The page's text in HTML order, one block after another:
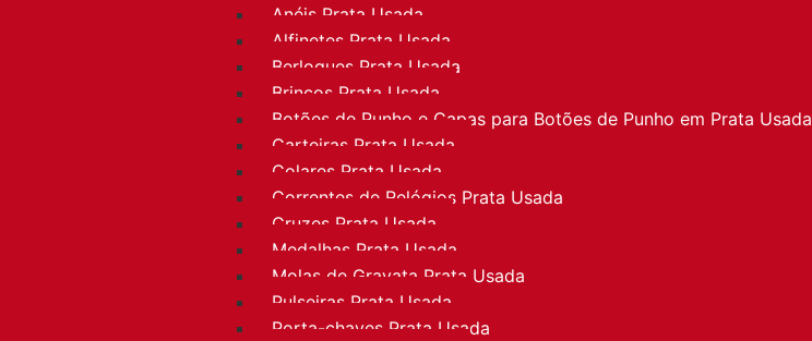
Anéis Prata Usada
Alfinetes Prata Usada
Berloques Prata Usada
Brincos Prata Usada
Botões de Punho e Capas para Botões de Punho em Prata Usada
Carteiras Prata Usada
Colares Prata Usada
Correntes de Relógios Prata Usada
Cruzes Prata Usada
Medalhas Prata Usada
Molas de Gravata Prata Usada
Pulseiras Prata Usada
Porta-chaves Prata Usada